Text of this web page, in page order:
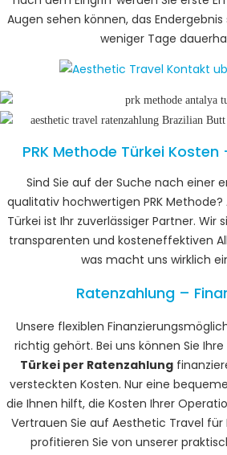
Augen sehen können, das
weniger Tage
PRK Methode Türkei
Sind Sie auf der Suche nach einer
qualitativ hochwertigen PRK
Türkei ist Ihr zuverlässiger Partner. Wir
transparenten und kosteneffektiven
was macht uns wirklich
Ratenzahlung –
Unsere flexiblen
richtig gehört. Bei uns können Sie Ihre
Türkei per Ratenzahlung
versteckten Kosten. Nur eine
die Ihnen hilft, die Kosten Ihrer
Vertrauen Sie auf Aesthetic Travel für
profitieren Sie von unserer